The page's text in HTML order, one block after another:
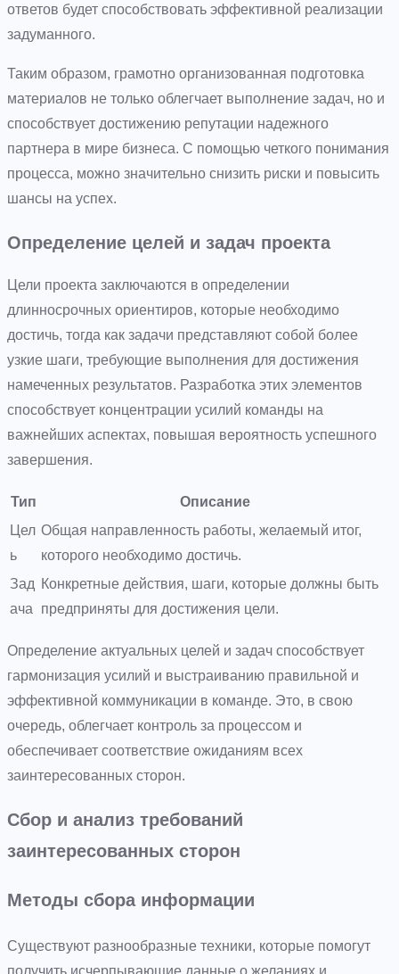
ответов будет способствовать эффективной реализации
задуманного.
Таким образом, грамотно организованная подготовка
материалов не только облегчает выполнение задач, но и
способствует достижению репутации надежного
партнера в мире бизнеса. С помощью четкого понимания
процесса, можно значительно снизить риски и повысить
шансы на успех.
Определение целей и задач проекта
Цели проекта заключаются в определении
длинносрочных ориентиров, которые необходимо
достичь, тогда как задачи представляют собой более
узкие шаги, требующие выполнения для достижения
намеченных результатов. Разработка этих элементов
способствует концентрации усилий команды на
важнейших аспектах, повышая вероятность успешного
завершения.
Тип
Описание
Цел
ь
Общая направленность работы, желаемый итог,
которого необходимо достичь.
Зад
ача
Конкретные действия, шаги, которые должны быть
предприняты для достижения цели.
Определение актуальных целей и задач способствует
гармонизация усилий и выстраиванию правильной и
эффективной коммуникации в команде. Это, в свою
очередь, облегчает контроль за процессом и
обеспечивает соответствие ожиданиям всех
заинтересованных сторон.
Сбор и анализ требований
заинтересованных сторон
Методы сбора информации
Существуют разнообразные техники, которые помогут
получить исчерпывающие данные о желаниях и